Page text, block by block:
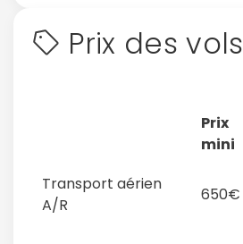
Prix des vols
Prix
mini
Transport aérien
A/R
650€